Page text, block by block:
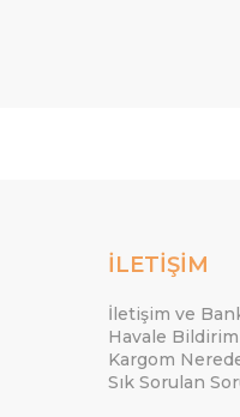
İLETİŞİM
İletişim ve
Havale
Kargom
Sık Sorulan